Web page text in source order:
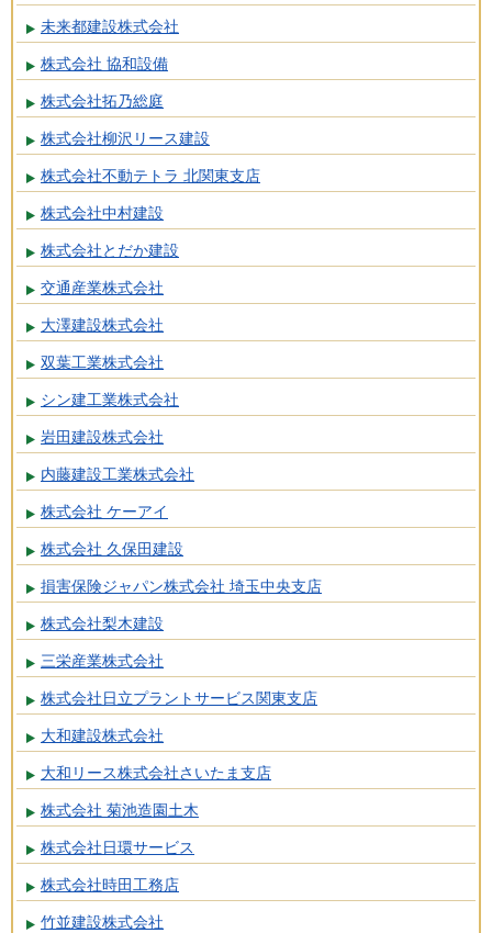
未来都建設株式会社
株式会社 協和設備
株式会社拓乃総庭
株式会社柳沢リース建設
株式会社不動テトラ 北関東支店
株式会社中村建設
株式会社とだか建設
交通産業株式会社
大澤建設株式会社
双葉工業株式会社
シン建工業株式会社
岩田建設株式会社
内藤建設工業株式会社
株式会社 ケーアイ
株式会社 久保田建設
損害保険ジャパン株式会社 埼玉中央支店
株式会社梨木建設
三栄産業株式会社
株式会社日立プラントサービス関東支店
大和建設株式会社
大和リース株式会社さいたま支店
株式会社 菊池造園土木
株式会社日環サービス
株式会社時田工務店
竹並建設株式会社